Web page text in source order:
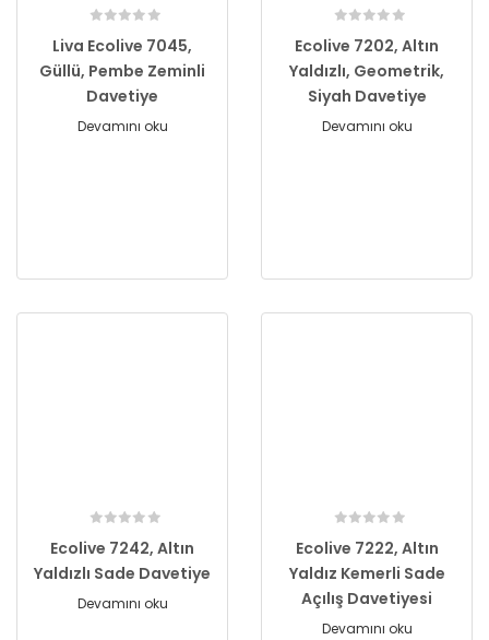
Liva Ecolive 7045,
Güllü, Pembe Zeminli
Davetiye
Devamını oku
Ecolive 7202, Altın
Yaldızlı, Geometrik,
Siyah Davetiye
Devamını oku
Ecolive 7242, Altın
Yaldızlı Sade Davetiye
Devamını oku
Ecolive 7222, Altın
Yaldız Kemerli Sade
Açılış Davetiyesi
Devamını oku